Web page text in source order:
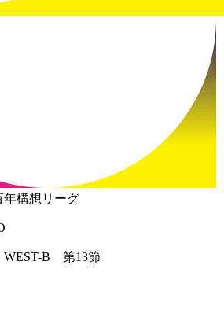
年構想リーグ
B 第13節